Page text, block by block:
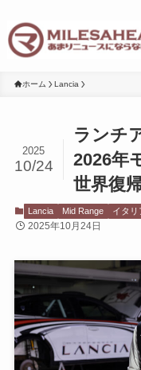
ホーム Lancia
ランチ
2026年
世界復
2025
10/24
Lancia Mid Range イタリ
2025年10月24日